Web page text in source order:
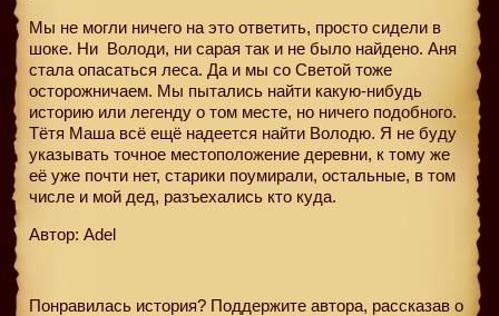
Мы не могли ничего на это ответить, просто сидели в
шоке. Ни Володи, ни сарая так и не было найдено. Аня
стала опасаться леса. Да и мы со Светой тоже
осторожничаем. Мы пытались найти какую-нибудь
историю или легенду о том месте, но ничего подобного.
Тётя Маша всё ещё надеется найти Володю. Я не буду
указывать точное местоположение деревни, к тому же
её уже почти нет, старики поумирали, остальные, в том
числе и мой дед, разъехались кто куда.
Автор: Adel
Понравилась история? Поддержите автора, рассказав о